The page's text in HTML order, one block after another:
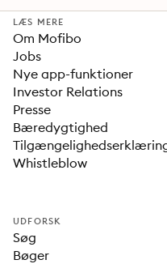
LÆS MERE
Om Mofibo
Jobs
Nye app-funktioner
Investor Relations
Presse
Bæredygtighed
Whistleblow
UDFORSK
Søg
Bøger